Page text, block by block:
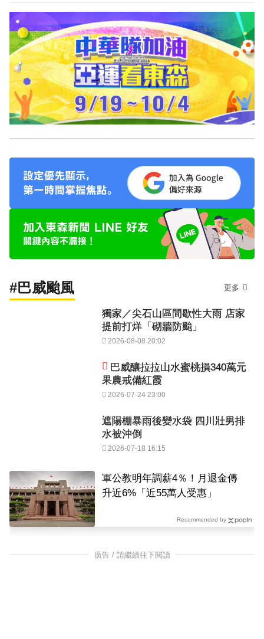
#巴威颱風 更多
獨家／尖石山區間歇性大雨 店家
提前打烊「砌牆防颱」
2026-08-08 20:02
巴威釀拉拉山水蜜桃損340萬元
果農戒備紅霞
2026-07-24 23:00
遮陽棚暴雨後變水袋 四川壯男排
水被沖倒
2026-07-18 16:15
軍公教明年調薪4％！月退金傳
升近6%「近55萬人受惠」
Recommended by
廣告 / 請繼續往下閱讀